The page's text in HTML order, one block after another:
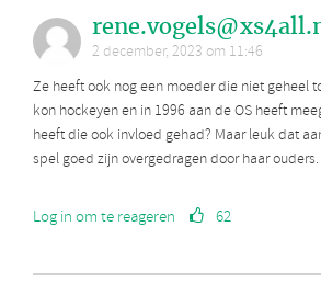
2 december, 2023 om 11:46
Ze heeft ook nog een moeder die niet geheel
kon hockeyen en in 1996 aan de OS heeft
heeft die ook invloed gehad? Maar leuk dat
spel goed zijn overgedragen door haar ouders.
Log in om te reageren 62